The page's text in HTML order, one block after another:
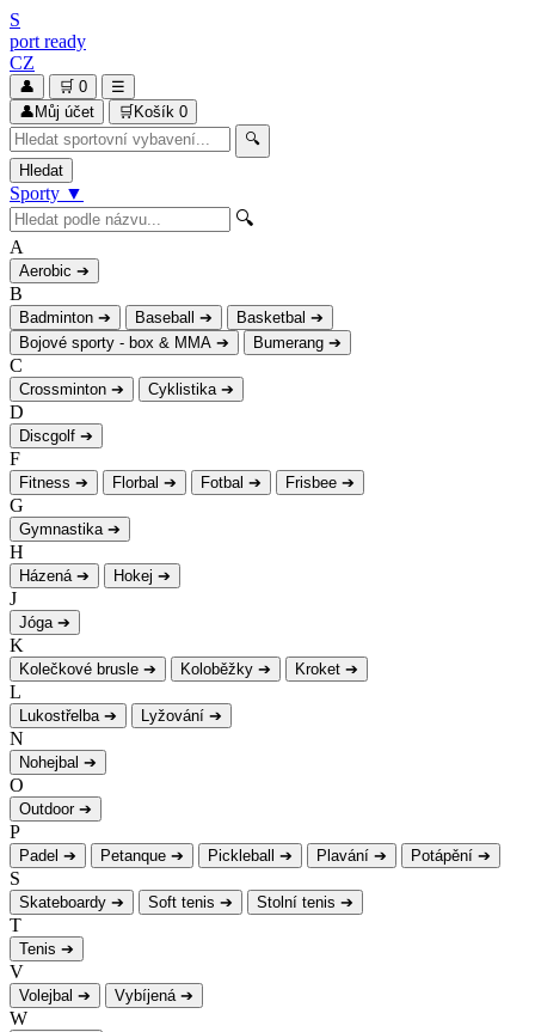
S
port ready
CZ
👤 🛒 0
☰
👤 Můj účet 🛒 Košík 0
🔍
Hledat
Sporty ▼
🔍
A
Aerobic ➔
B
Badminton ➔ Baseball ➔ Basketbal ➔
Bojové sporty - box & MMA ➔ Bumerang ➔
C
Crossminton ➔ Cyklistika ➔
D
Discgolf ➔
F
Fitness ➔ Florbal ➔ Fotbal ➔ Frisbee ➔
G
Gymnastika ➔
H
Házená ➔ Hokej ➔
J
Jóga ➔
K
Kolečkové brusle ➔ Koloběžky ➔ Kroket ➔
L
Lukostřelba ➔ Lyžování ➔
N
Nohejbal ➔
O
Outdoor ➔
P
Padel ➔ Petanque ➔ Pickleball ➔ Plavání ➔ Potápění ➔
S
Skateboardy ➔ Soft tenis ➔ Stolní tenis ➔
T
Tenis ➔
V
Volejbal ➔ Vybíjená ➔
W